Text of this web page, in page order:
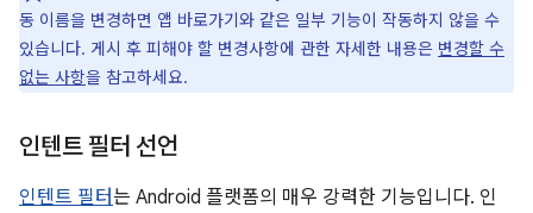
동 이름을 변경하면 앱 바로가기와 같은 일부 기능이 작동하지 않을 수
있습니다. 게시 후 피해야 할 변경사항에 관한 자세한 내용은 변경할 수
없는 사항을 참고하세요.
인텐트 필터 선언
인텐트 필터는 Android 플랫폼의 매우 강력한 기능입니다. 인